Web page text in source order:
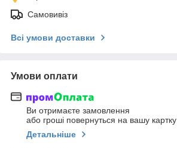
Самовивіз
Всі умови доставки
Умови оплати
Ви отримаєте замовлення
або гроші повернуться на вашу картку
Детальніше